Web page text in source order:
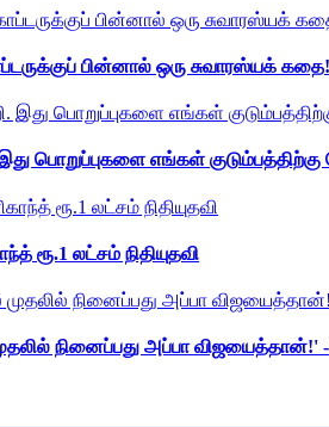
பின்னால் ஒரு சுவாரஸ்யக் கதை!
இது பொறுப்புகளை எங்கள்
ரூ.1 லட்சம் நிதியுதவி
நினைப்பது அப்பா